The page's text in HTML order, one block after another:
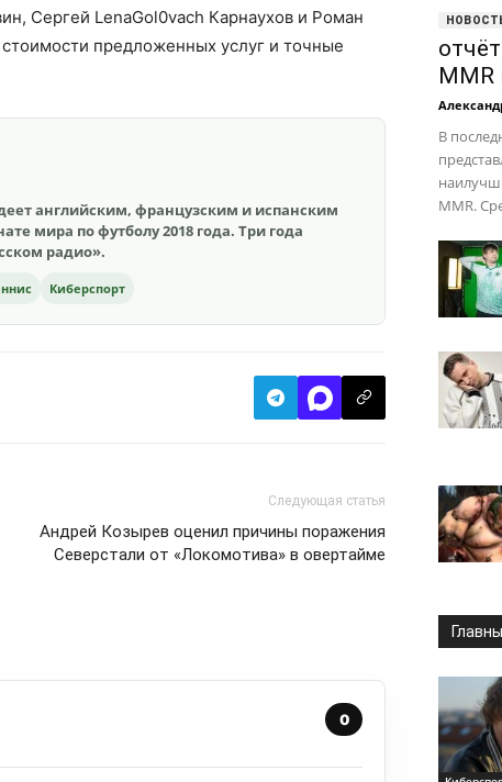
Сергей LenaGol0vach Карнаухов и Роман
предложенных услуг и точные
английским, французским и испанским
мира по футболу 2018 года. Три года
радио».
Киберспорт
Следующая статья
Андрей Козырев оценил причины поражения
Северстали от «Локомотива» в овертайме
0
В
MMR.